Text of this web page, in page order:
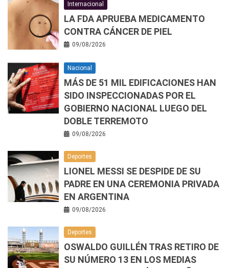
Internacional
LA FDA APRUEBA MEDICAMENTO
CONTRA CÁNCER DE PIEL
09/08/2026
Nacional
MÁS DE 51 MIL EDIFICACIONES HAN
SIDO INSPECCIONADAS POR EL
GOBIERNO NACIONAL LUEGO DEL
DOBLE TERREMOTO
09/08/2026
Deportes
LIONEL MESSI SE DESPIDE DE SU
PADRE EN UNA CEREMONIA PRIVADA
EN ARGENTINA
09/08/2026
Deportes
OSWALDO GUILLÉN TRAS RETIRO DE
SU NÚMERO 13 EN LOS MEDIAS